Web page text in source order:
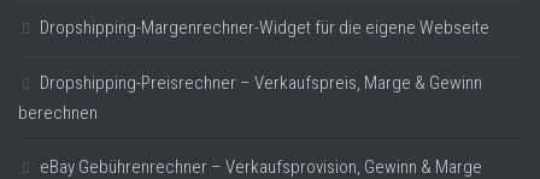
Dropshipping-Margenrechner-Widget für die eigene Webseite
Dropshipping-Preisrechner – Verkaufspreis, Marge & Gewinn
berechnen
eBay Gebührenrechner – Verkaufsprovision, Gewinn & Marge